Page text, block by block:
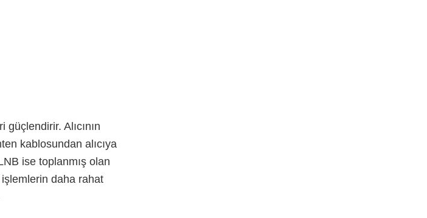
Alıcının
kablosundan alıcıya
ise toplanmış olan
işlemlerin daha rahat